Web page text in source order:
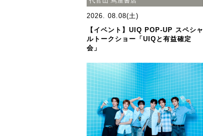
2026. 08.08(土)
【イベント】UIQ POP-UP スペシャ
ルトークショー「UIQと有益確定
会」